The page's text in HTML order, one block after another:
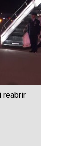
reabrir